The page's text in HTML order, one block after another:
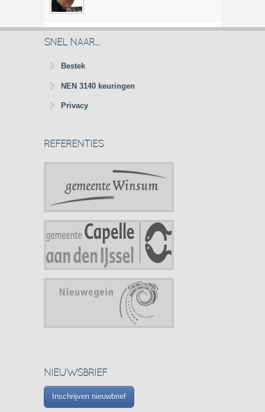
SNEL NAAR...
Bestek
NEN 3140 keuringen
Privacy
REFERENTIES
NIEUWSBRIEF
Inschrijven nieuwbrief